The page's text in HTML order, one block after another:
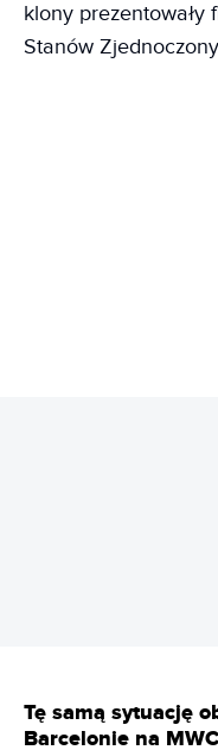
klony prezentowały
Stanów
Tę samą sytuację
Barcelonie na